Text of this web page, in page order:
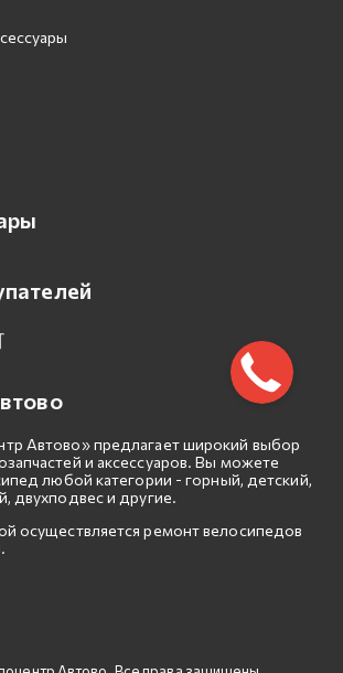
Автово» предлагает широкий выбор
и аксессуаров. Вы можете
любой категории - горный, детский,
двухподвес и другие.
осуществляется ремонт велосипедов